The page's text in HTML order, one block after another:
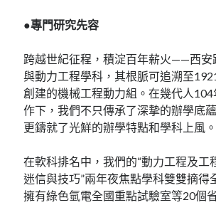
●專門研究先容
跨越世紀征程，積淀百年薪火——西安
與動力工程學科，其根脈可追溯至
創建的機械工程動力組。在幾代人
作下，我們不只傳承了深摯的辦學底
更鑄就了光鮮的辦學特點和學科上風。
在軟科排名中，我們的“動力工程及工
迷信與技巧”兩年夜焦點學科雙雙摘得
擁有綠色氫電全國重點試驗室等20個